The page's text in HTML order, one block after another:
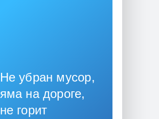
Не убран мусор,
яма на дороге,
не горит